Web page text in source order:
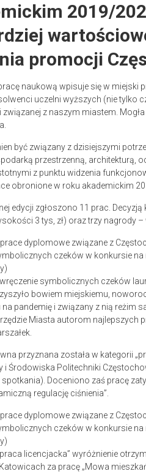
2019/
promocji
naukową wpisuje się w miejski
uczelni wyższych (nie
związanej z naszym miastem.
być związany z dzisiejszymi
przestrzenną, architekturą,
z punktu widzenia
obronione w roku akademickim
edycji zgłoszono 11 prac.
3 tys, zł) oraz trzy nagrody –
czeków w konkursie
symbolicznych czeków
bowiem miejskiemu,
na pandemię i związany z nią reżim
Miasta autorom najlepszych
przyznana została w kategorii
i Środowiska Politechniki
Doceniono zaś pracę
regulację ciśnienia”.
czeków w konkursie
licencjacka” wyróżnienie
za pracę „Mowa